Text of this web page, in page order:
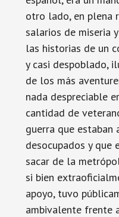
otro lado, en plena
salarios de miseria
las historias de un
y casi despoblado,
de los más
nada despreciable
cantidad de
guerra que estaban
desocupados y que
sacar de la
si bien
apoyo, tuvo
ambivalente frente